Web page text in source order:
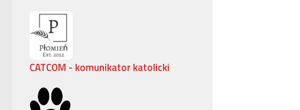
CATCOM - komunikator katolicki